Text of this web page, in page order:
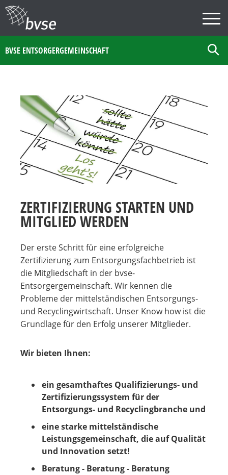
BVSE ENTSORGERGEMEINSCHAFT
ZERTIFIZIERUNG STARTEN UND
MITGLIED WERDEN
Der erste Schritt für eine erfolgreiche
Zertifizierung zum Entsorgungsfachbetrieb ist
die Mitgliedschaft in der bvse-
Entsorgergemeinschaft. Wir kennen die
Probleme der mittelständischen Entsorgungs-
und Recyclingwirtschaft. Unser Know how ist die
Grundlage für den Erfolg unserer Mitglieder.
Wir bieten Ihnen:
ein gesamthaftes Qualifizierungs- und
Zertifizierungssystem für der
Entsorgungs- und Recyclingbranche und
eine starke mittelständische
Leistungsgemeinschaft, die auf Qualität
und Innovation setzt!
Beratung - Beratung - Beratung